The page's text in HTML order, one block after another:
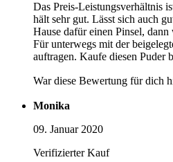
Das Preis-Leistungsverhältnis
hält sehr gut. Lässt sich auch
Hause dafür einen Pinsel,
Für unterwegs mit der
auftragen. Kaufe diesen Puder
War diese Bewertung für dich
Monika
09. Januar 2020
Verifizierter Kauf